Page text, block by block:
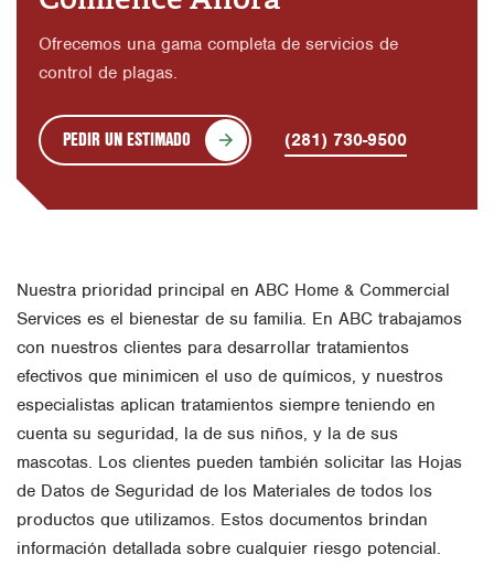
Ofrecemos una gama completa de servicios de
control de plagas.
PEDIR UN ESTIMADO (281) 730-9500
Nuestra prioridad principal en ABC Home & Commercial
Services es el bienestar de su familia. En ABC trabajamos
con nuestros clientes para desarrollar tratamientos
efectivos que minimicen el uso de químicos, y nuestros
especialistas aplican tratamientos siempre teniendo en
cuenta su seguridad, la de sus niños, y la de sus
mascotas. Los clientes pueden también solicitar las Hojas
de Datos de Seguridad de los Materiales de todos los
productos que utilizamos. Estos documentos brindan
información detallada sobre cualquier riesgo potencial.